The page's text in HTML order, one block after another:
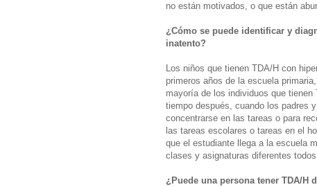
no están motivados, o que están
¿Cómo se puede identificar y
inatento?
Los niños que tienen TDA/H con
primeros años de la escuela
mayoría de los individuos que
tiempo después, cuando los padres
concentrarse en las tareas o para
las tareas escolares o tareas en el
que el estudiante llega a la escuela
clases y asignaturas diferentes
¿Puede una persona tener TDA/H